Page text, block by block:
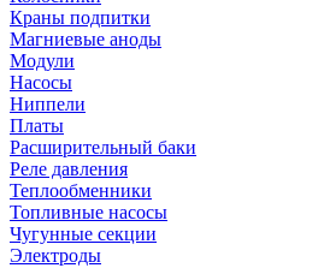
Краны подпитки
Магниевые аноды
Модули
Насосы
Ниппели
Платы
Расширительный баки
Реле давления
Теплообменники
Топливные насосы
Чугунные секции
Электроды